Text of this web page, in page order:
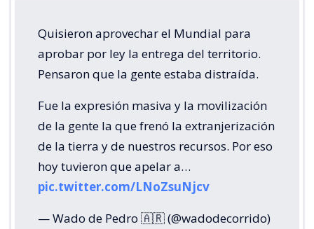
Quisieron aprovechar el Mundial para
aprobar por ley la entrega del territorio.
Pensaron que la gente estaba distraída.
Fue la expresión masiva y la movilización
de la gente la que frenó la extranjerización
de la tierra y de nuestros recursos. Por eso
hoy tuvieron que apelar a…
pic.twitter.com/LNoZsuNjcv
— Wado de Pedro 🇦🇷 (@wadodecorrido)